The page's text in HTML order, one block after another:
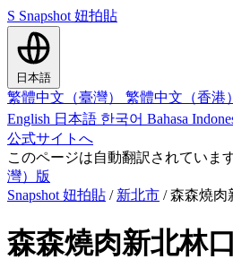
S Snapshot 妞拍貼
日本語
繁體中文（臺灣） 繁體中文（香港
English 日本語 한국어 Bahasa
公式サイトへ
このページは自動翻訳されていま
灣）版
Snapshot 妞拍貼 / 新北市 / 森森燒肉
森森燒肉新北林